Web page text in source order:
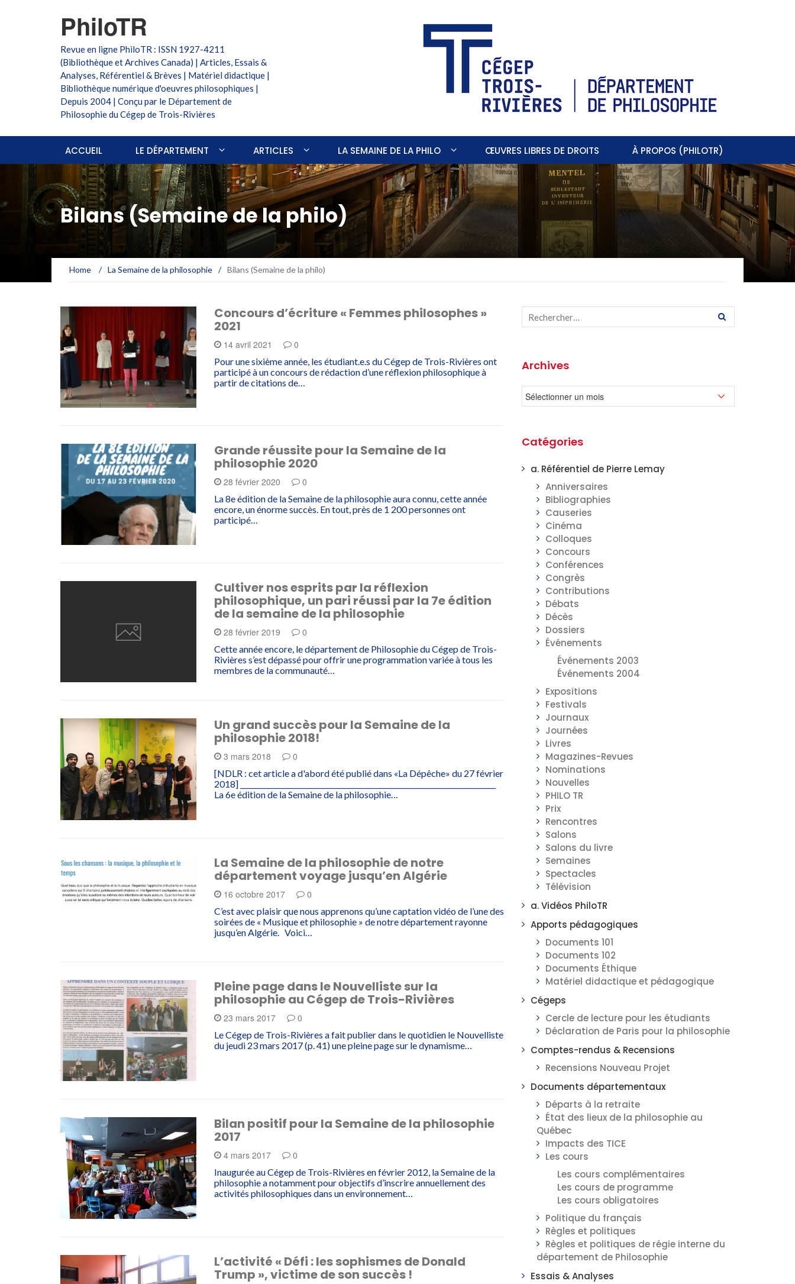
PhiloTR
Revue en ligne PhiloTR : ISSN 1927-4211
(Bibliothèque et Archives Canada) | Articles, Essais &
Analyses, Référentiel & Brèves | Matériel didactique |
Bibliothèque numérique d'oeuvres philosophiques |
Depuis 2004 | Conçu par le Département de
Philosophie du Cégep de Trois-Rivières
ACCUEIL LE DÉPARTEMENT ARTICLES LA SEMAINE DE LA PHILO ŒUVRES LIBRES DE DROITS À PROPOS (PHILOTR)
Bilans (Semaine de la philo)
Home / La Semaine de la philosophie / Bilans (Semaine de la philo)
Concours d’écriture « Femmes philosophes »
2021
14 avril 2021 0
Pour une sixième année, les étudiant.e.s du Cégep de Trois-Rivières ont
participé à un concours de rédaction d’une réflexion philosophique à
partir de citations de…
Grande réussite pour la Semaine de la
philosophie 2020
28 février 2020 0
La 8e édition de la Semaine de la philosophie aura connu, cette année
encore, un énorme succès. En tout, près de 1 200 personnes ont
participé…
Cultiver nos esprits par la réflexion
philosophique, un pari réussi par la 7e édition
de la semaine de la philosophie
28 février 2019 0
Cette année encore, le département de Philosophie du Cégep de Trois-
Rivières s’est dépassé pour offrir une programmation variée à tous les
membres de la communauté…
Un grand succès pour la Semaine de la
philosophie 2018!
3 mars 2018 0
[NDLR : cet article a d'abord été publié dans «La Dépêche» du 27 février
2018] ________________________________________________________________________
La 6e édition de la Semaine de la philosophie…
La Semaine de la philosophie de notre
département voyage jusqu’en Algérie
16 octobre 2017 0
C’est avec plaisir que nous apprenons qu’une captation vidéo de l’une des
soirées de « Musique et philosophie » de notre département rayonne
jusqu’en Algérie. Voici…
Pleine page dans le Nouvelliste sur la
philosophie au Cégep de Trois-Rivières
23 mars 2017 0
Le Cégep de Trois-Rivières a fait publier dans le quotidien le Nouvelliste
du jeudi 23 mars 2017 (p. 41) une pleine page sur le dynamisme…
Bilan positif pour la Semaine de la philosophie
2017
4 mars 2017 0
Inaugurée au Cégep de Trois-Rivières en février 2012, la Semaine de la
philosophie a notamment pour objectifs d’inscrire annuellement des
activités philosophiques dans un environnement…
L’activité « Défi : les sophismes de Donald
Trump », victime de son succès !
Archives
Catégories
a. Référentiel de Pierre Lemay
Anniversaires
Bibliographies
Causeries
Cinéma
Colloques
Concours
Conférences
Congrès
Contributions
Débats
Décès
Dossiers
Événements
Événements 2003
Événements 2004
Expositions
Festivals
Journaux
Journées
Livres
Magazines-Revues
Nominations
Nouvelles
PHILO TR
Prix
Rencontres
Salons
Salons du livre
Semaines
Spectacles
Télévision
a. Vidéos PhiloTR
Apports pédagogiques
Documents 101
Documents 102
Documents Éthique
Matériel didactique et pédagogique
Cégeps
Cercle de lecture pour les étudiants
Déclaration de Paris pour la philosophie
Comptes-rendus & Recensions
Recensions Nouveau Projet
Documents départementaux
Départs à la retraite
État des lieux de la philosophie au
Québec
Impacts des TICE
Les cours
Les cours complémentaires
Les cours de programme
Les cours obligatoires
Politique du français
Règles et politiques
Règles et politiques de régie interne du
département de Philosophie
Essais & Analyses